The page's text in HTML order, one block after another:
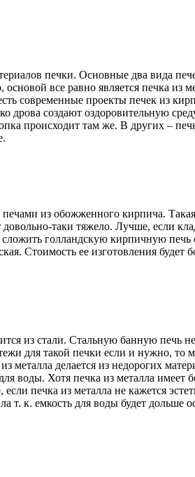
печки. Основные два вида
все равно является печка из
современные проекты печек из
дрова создают оздоровительную
происходит там же. В других –
из обожженного кирпича.
таки тяжело. Лучше, если
голландскую кирпичную
Стоимость ее изготовления
из стали. Стальную банную
для такой печки если и нужно, то
делается из недорогих
воды. Хотя печка из металла имеет
печка из металла не кажется
к. емкость для воды будет дольше